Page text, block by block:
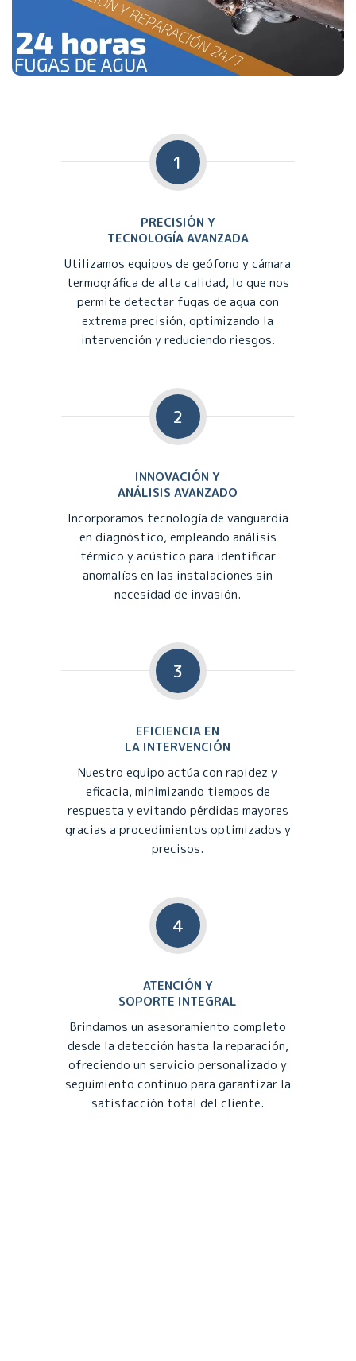
1
PRECISIÓN Y
TECNOLOGÍA AVANZADA
Utilizamos equipos de geófono y cámara
termográfica de alta calidad, lo que nos
permite detectar fugas de agua con
extrema precisión, optimizando la
intervención y reduciendo riesgos.
2
INNOVACIÓN Y
ANÁLISIS AVANZADO
Incorporamos tecnología de vanguardia
en diagnóstico, empleando análisis
térmico y acústico para identificar
anomalías en las instalaciones sin
necesidad de invasión.
3
EFICIENCIA EN
LA INTERVENCIÓN
Nuestro equipo actúa con rapidez y
eficacia, minimizando tiempos de
respuesta y evitando pérdidas mayores
gracias a procedimientos optimizados y
precisos.
4
ATENCIÓN Y
SOPORTE INTEGRAL
Brindamos un asesoramiento completo
desde la detección hasta la reparación,
ofreciendo un servicio personalizado y
seguimiento continuo para garantizar la
satisfacción total del cliente.